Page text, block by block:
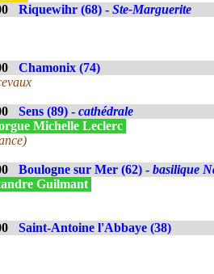
Riquewihr (68) - Ste-Marguerite
Chamonix (74)
Sens (89) - cathédrale
Michelle Leclerc
Boulogne sur Mer (62) - basilique
Guilmant
Saint-Antoine l'Abbaye (38)